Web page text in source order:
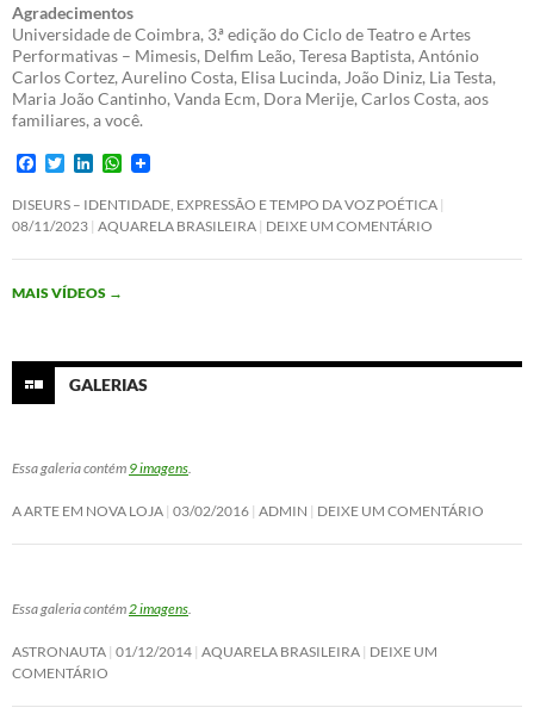
Agradecimentos
Universidade de Coimbra, 3.ª edição do Ciclo de Teatro e Artes
Performativas – Mimesis, Delfim Leão, Teresa Baptista, António
Carlos Cortez, Aurelino Costa, Elisa Lucinda, João Diniz, Lia Testa,
Maria João Cantinho, Vanda Ecm, Dora Merije, Carlos Costa, aos
familiares, a você.
F
c
e
b
o
k
T
i
t
t
e
n
k
e
d
n
W
a
t
s
A
DISEURS – IDENTIDADE, EXPRESSÃO E TEMPO DA VOZ POÉTICA
08/11/2023 AQUARELA BRASILEIRA DEIXE UM COMENTÁRIO
MAIS VÍDEOS →
GALERIAS
Essa galeria contém 9 imagens.
A ARTE EM NOVA LOJA 03/02/2016 ADMIN DEIXE UM COMENTÁRIO
Essa galeria contém2 imagens.
ASTRONAUTA 01/12/2014 AQUARELA BRASILEIRA DEIXE UM
COMENTÁRIO